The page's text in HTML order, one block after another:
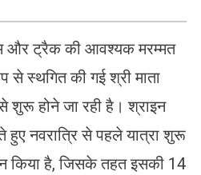
और ट्रैक की आवश्यक मरम्मत
से स्थगित की गई श्री माता
शुरू होने जा रही है। श्राइन
हुए नवरात्रि से पहले यात्रा शुरू
किया है, जिसके तहत इसकी 14